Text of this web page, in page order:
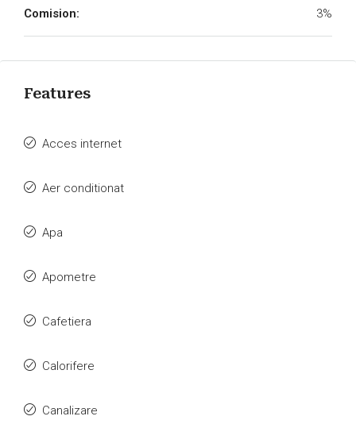
Comision: 3%
Features
Acces internet
Aer conditionat
Apa
Apometre
Cafetiera
Calorifere
Canalizare